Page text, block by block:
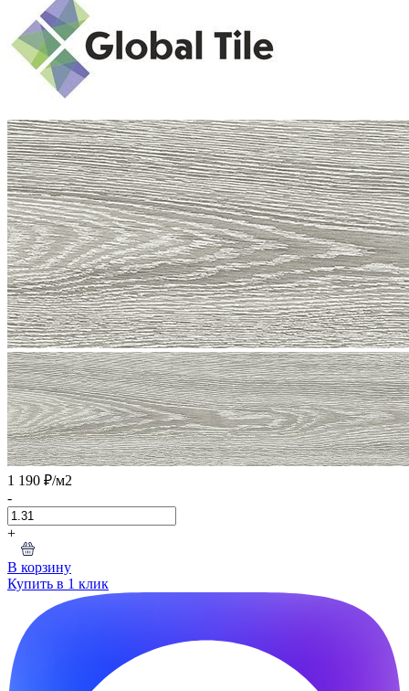
1 190 ₽/м2
-
+
В корзину
Купить в 1 клик